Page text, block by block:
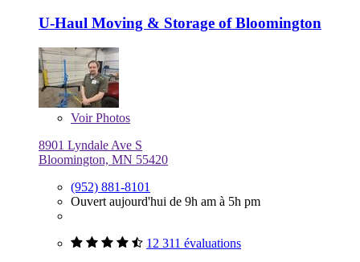
U-Haul Moving & Storage of Bloomington
VoirPhotos
8901 Lyndale Ave S
Bloomington, MN 55420
(952) 881-8101
Ouvert aujourd'hui de 9h am à 5h pm
12 311 évaluations